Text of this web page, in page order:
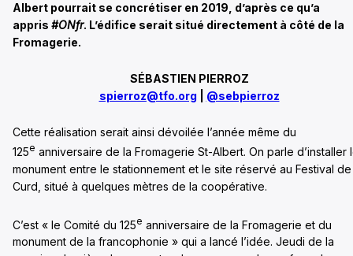
Albert pourrait se concrétiser en 2019, d’après ce qu’a
appris #ONfr. L’édifice serait situé directement à côté de la
Fromagerie.
SÉBASTIEN PIERROZ
spierroz@tfo.org
@sebpierroz
Cette réalisation serait ainsi dévoilée l’année même du
125e anniversaire de la Fromagerie St-Albert. On parle d’installer
monument entre le stationnement et le site réservé au Festival
Curd, situé à quelques mètres de la coopérative.
C’est « le Comité du 125e anniversaire de la Fromagerie et du
monument de la francophonie » qui a lancé l’idée. Jeudi de la